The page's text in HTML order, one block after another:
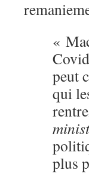
«
peut
qui
plus